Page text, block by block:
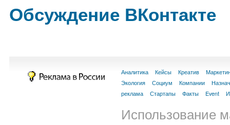
Обсуждение ВКонтакте
Аналитика Кейсы Креатив
Экология
Социум Компании
реклама
Стартапы Факты Event
Использование